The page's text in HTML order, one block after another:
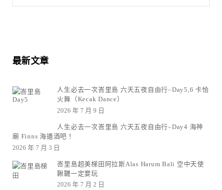
最新文章
人生必去一次峇里島 六天五夜自由行–Day5,6 卡恰
火舞（Kecak Dance）
2026 年 7 月 9 日
人生必去一次峇里島 六天五夜自由行–Day4 海神
廟 Finns 海邊酒吧！
2026 年 7 月 3 日
峇里島超美梯田阿拉斯Alas Harum Bali 空中天使
鞦韆一定要玩
2026 年 7 月 2 日